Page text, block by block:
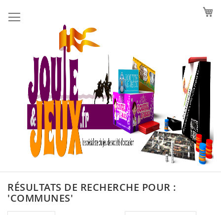
au
contenu
RÉSULTATS DE RECHERCHE POUR :
'COMMUNES'